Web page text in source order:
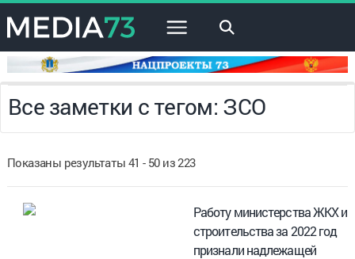
×
Все заметки с тегом: ЗСО
Показаны результаты 41 - 50 из 223
Работу министерства ЖКХ и
строительства за 2022 год
признали надлежащей